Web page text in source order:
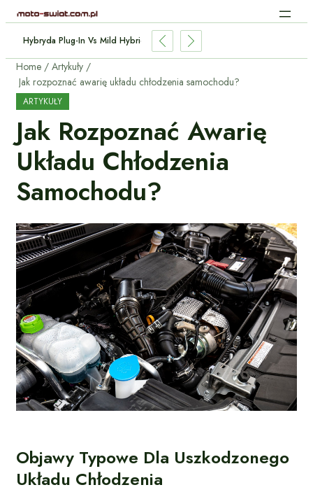
Hybryda Plug-In Vs Mild Hybrid: Którą Wybrać I Dlaczego?
Home
Artykuły
Jak rozpoznać awarię układu chłodzenia samochodu?
ARTYKUŁY
Jak Rozpoznać Awarię
Układu Chłodzenia
Samochodu?
Objawy Typowe Dla Uszkodzonego
Układu Chłodzenia